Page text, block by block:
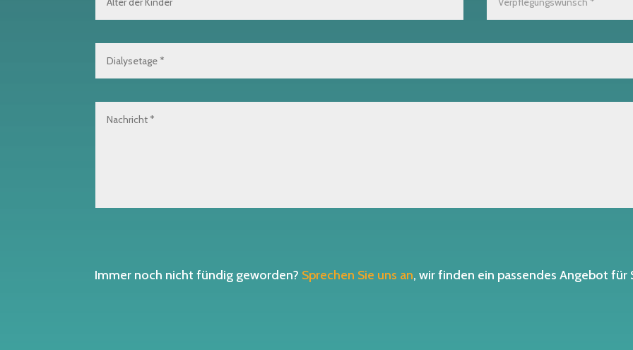
Immer noch nicht fündig geworden? Sprechen Sie uns an, wir finden ein passendes Angebot für